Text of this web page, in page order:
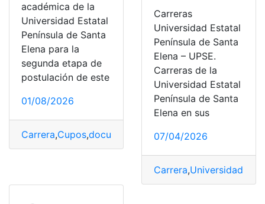
académica de la
Universidad Estatal
Península de Santa
Elena para la
segunda etapa de
postulación de este
01/08/2026
Carrera,Cupos,documento Modalidad,Oferta
Carreras
Universidad Estatal
Península de Santa
Elena – UPSE.
Carreras de la
Universidad Estatal
Península de Santa
Elena en sus
07/04/2026
Carrera,Universidad